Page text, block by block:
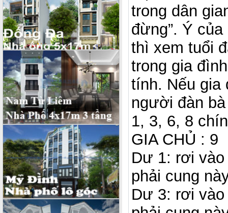
trong dân
đừng”. Ý
thì xem tuổi
trong gia
tính. Nếu gia
người đàn
1, 3, 6, 8
GIA CHỦ : 9
Dư 1: rơi vào
phải cung
Dư 3: rơi vào